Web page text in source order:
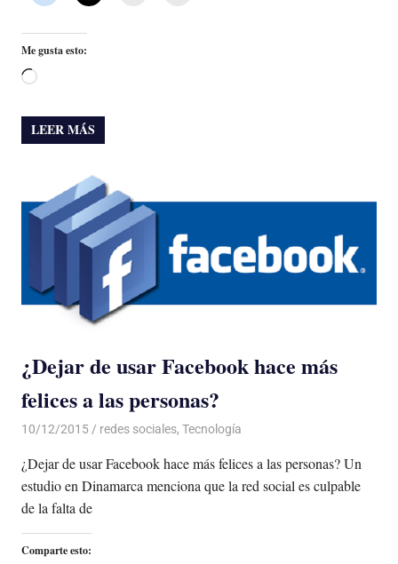
Me gusta esto:
Cargando...
LEER MÁS
¿Dejar de usar Facebook hace más
felices a las personas?
10/12/2015 Luis Castellanos
redes sociales, Tecnología
¿Dejar de usar Facebook hace más felices a las personas? Un
estudio en Dinamarca menciona que la red social es culpable
de la falta de
Comparte esto: